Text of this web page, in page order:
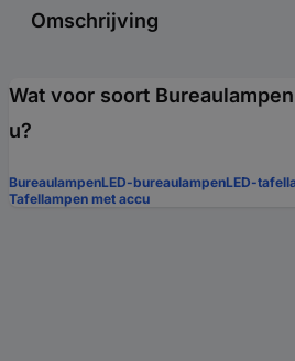
Omschrijving
Wat voor soort
u?
BureaulampenLED-bureaulampenLED-
Tafellampen met accu